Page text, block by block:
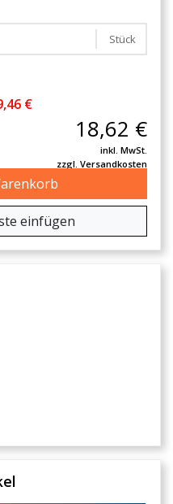
Stück
€
18,62 €
inkl. MwSt.
zzgl. Versandkosten
einfügen